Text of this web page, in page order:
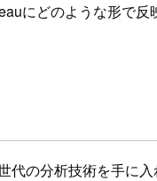
にどのような形で反
代の分析技術を手に